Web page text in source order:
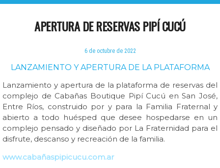
APERTURA DE RESERVAS PIPÍ CUCÚ
6 de octubre de 2022
LANZAMIENTO Y APERTURA DE LA PLATAFORMA
Lanzamiento y apertura de la plataforma de reservas del
complejo de Cabañas Boutique Pipí Cucú en San José,
Entre Ríos, construido por y para la Familia Fraternal y
abierto a todo huésped que desee hospedarse en un
complejo pensado y diseñado por La Fraternidad para el
disfrute, descanso y recreación de la familia.
www.cabañaspipicucu.com.ar